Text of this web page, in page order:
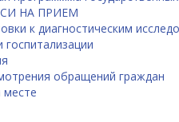
НА ПРИЕМ
к диагностическим
госпитализации
обращений граждан